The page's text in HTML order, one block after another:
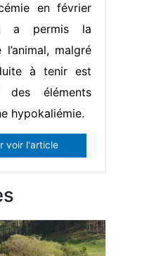
en février
a permis la
malgré
à tenir est
éléments
hypokaliémie.
voir l'article